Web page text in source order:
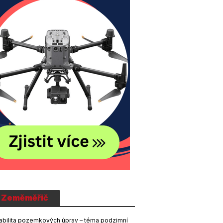
Zeměměřič
pozemkových úprav – téma podzimní